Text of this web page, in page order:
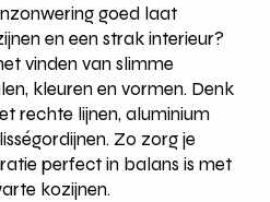
goed laat
en een strak interieur?
vinden van slimme
kleuren en vormen. Denk
rechte lijnen, aluminium
Zo zorg je
perfect in balans is met
kozijnen.